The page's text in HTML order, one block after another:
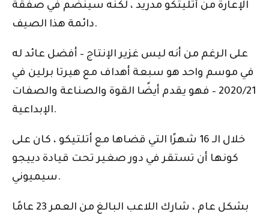
الإعارة من أتليتكو ​​مدريد ، لكنه سينضم في صفقة
دائمة هذا الصيف.
على الرغم من أنه ليس غزير الإنتاج – أفضل عائد له
في موسم واحد هو سبعة أهداف مع هيرتا برلين في
2020/21 – فهو يقدم أيضًا القوة والصناعة والصفات
الإبداعية.
خلال الـ 16 شهرًا التي قضاها مع أتلتيكو ، كان على
كونها أن تستقر في دور صغير تحت قيادة دييجو
سيميوني.
بشكل عام ، شارك اللاعب البالغ من العمر 23 عامًا